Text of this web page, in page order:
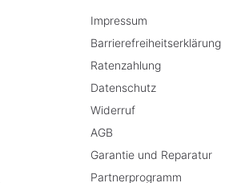
Impressum
Barrierefreiheitserklärung
Ratenzahlung
Datenschutz
Widerruf
AGB
Garantie und Reparatur
Partnerprogramm